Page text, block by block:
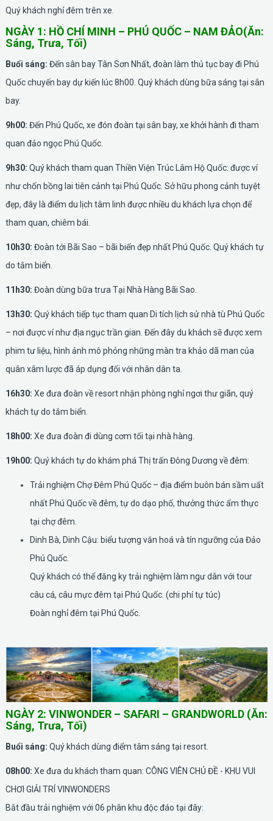
Quý khách nghỉ đêm trên xe.
NGÀY 1: HỒ CHÍ MINH – PHÚ QUỐC – NAM ĐẢO(Ăn:
Sáng, Trưa, Tối)
Buổi sáng: Đến sân bay Tân Sơn Nhất, đoàn làm thủ tục bay đi Phú
Quốc chuyến bay dự kiến lúc 8h00. Quý khách dùng bữa sáng tại sân
bay.
9h00: Đến Phú Quốc, xe đón đoàn tại sân bay, xe khởi hành đi tham
quan đảo ngọc Phú Quốc.
9h30: Quý khách tham quan Thiền Viện Trúc Lâm Hộ Quốc: được ví
như chốn bồng lai tiên cảnh tại Phú Quốc. Sở hữu phong cảnh tuyệt
đẹp, đây là điểm du lịch tâm linh được nhiều du khách lựa chọn để
tham quan, chiêm bái.
10h30: Đoàn tới Bãi Sao – bãi biển đẹp nhất Phú Quốc. Quý khách tự
do tắm biển.
11h30: Đoàn dùng bữa trưa Tại Nhà Hàng Bãi Sao.
13h30: Quý khách tiếp tục tham quan Di tích lịch sử nhà tù Phú Quốc
– nơi được ví như địa ngục trần gian. Đến đây du khách sẽ được xem
phim tư liệu, hình ảnh mô phỏng những màn tra khảo dã man của
quân xâm lược đã áp dụng đối với nhân dân ta.
16h30: Xe đưa đoàn về resort nhận phòng nghỉ ngơi thư giãn, quý
khách tự do tắm biển.
18h00: Xe đưa đoàn đi dùng cơm tối tại nhà hàng.
19h00: Quý khách tự do khám phá Thị trấn Đông Dương về đêm:
Trải nghiệm Chợ Đêm Phú Quốc – địa điểm buôn bán sầm uất
nhất Phú Quốc về đêm, tự do dạo phố, thưởng thức ẩm thực
tại chợ đêm.
Dinh Bà, Dinh Cậu: biểu tượng văn hoá và tín ngưỡng của Đảo
Phú Quốc.
Quý khách có thể đăng ky trải nghiệm làm ngư dân với tour
câu cá, câu mực đêm tại Phú Quốc. (chi phí tự túc)
Đoàn nghỉ đêm tại Phú Quốc.
NGÀY 2: VINWONDER – SAFARI – GRANDWORLD (Ăn:
Sáng, Trưa, Tối)
Buổi sáng: Quý khách dùng điểm tâm sáng tại resort.
08h00: Xe đưa du khách tham quan: CÔNG VIÊN CHỦ ĐỀ - KHU VUI
CHƠI GIẢI TRÍ VINWONDERS
Bắt đầu trải nghiệm với 06 phân khu độc đáo tại đây: